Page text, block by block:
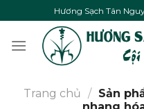
to
content
Hương Sạch Tân
Trang chủ / Sản